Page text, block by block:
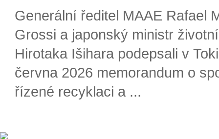
Generální ředitel MAAE Rafael
Grossi a japonský ministr
Hirotaka Išihara podepsali v
června 2026 memorandum o
řízené recyklaci a ...